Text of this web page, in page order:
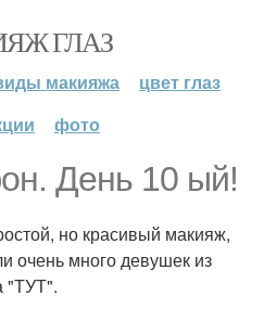
ГЛАЗ
макияжа
цвет глаз
фото
День 10 ый!
но красивый макияж,
очень много девушек из
"ТУТ".